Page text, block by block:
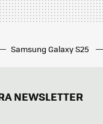
Samsung Galaxy S25
NEWSLETTER